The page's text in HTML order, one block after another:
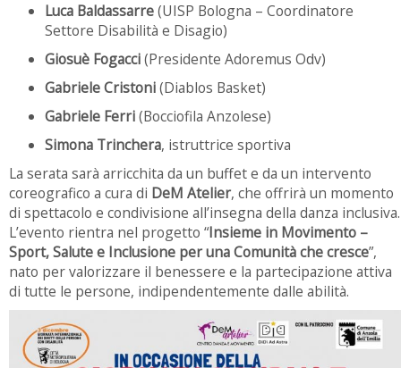
Luca Baldassarre(UISP Bologna – Coordinatore
Settore Disabilità e Disagio)
Giosuè Fogacci(Presidente Adoremus Odv)
Gabriele Cristoni(Diablos Basket)
Gabriele Ferri(Bocciofila Anzolese)
Simona Trinchera, istruttrice sportiva
La serata sarà arricchita da un buffet e da un intervento
coreografico a cura di DeM Atelier, che offrirà un momento
di spettacolo e condivisione all’insegna della danza inclusiva.
L’evento rientra nel progetto “Insieme in Movimento –
Sport, Salute e Inclusione per una Comunità che cresce”,
nato per valorizzare il benessere e la partecipazione attiva
di tutte le persone, indipendentemente dalle abilità.